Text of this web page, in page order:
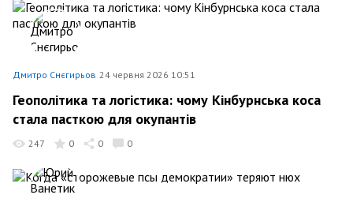
Дмитро Снєгирьов 24 червня 2026 10:51
Геополітика та логістика: чому Кінбурнська коса
стала пасткою для окупантів
247 0 0 0